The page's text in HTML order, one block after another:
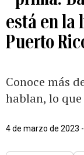
está en la
Puerto
Conoce más
hablan, lo
4 de marzo de 2023